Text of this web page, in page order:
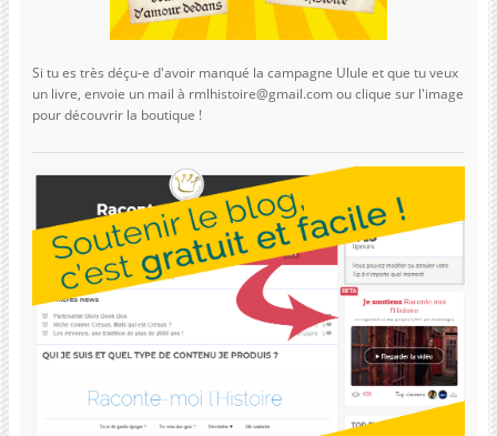
Si tu es très déçu-e d'avoir manqué la campagne Ulule et que tu veux
un livre, envoie un mail à rmlhistoire@gmail.com ou clique sur l'image
pour découvrir la boutique !